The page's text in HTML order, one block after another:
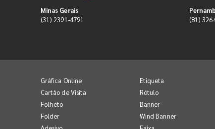
Minas Gerais
(31) 2391-4791
(81)
Gráfica Online
Cartão de Visita
Folheto
Folder
Etiqueta
Rótulo
Banner
Wind Banner